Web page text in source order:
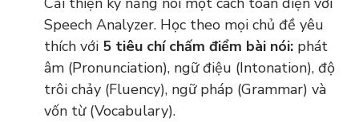
Speech Analyzer. Học theo mọi chủ đề yêu
thích với 5 tiêu chí chấm điểm bài nói: phát
âm (Pronunciation), ngữ điệu (Intonation), độ
trôi chảy (Fluency), ngữ pháp (Grammar) và
vốn từ (Vocabulary).